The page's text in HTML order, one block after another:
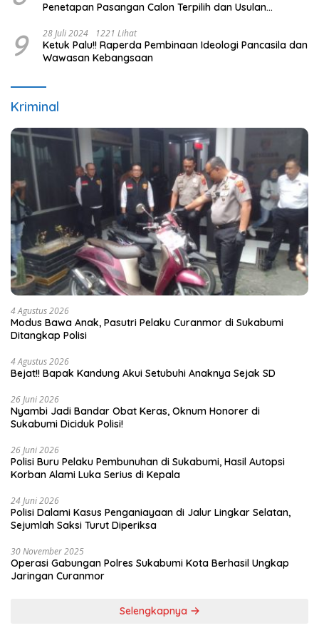
Penetapan Pasangan Calon Terpilih dan Usulan
9 28 Juli 2024 1221 Lihat
Ketuk Palu!! Raperda Pembinaan Ideologi Pancasila dan
Wawasan Kebangsaan
Kriminal
4 Agustus 2026
Modus Bawa Anak, Pasutri Pelaku Curanmor di Sukabumi
Ditangkap Polisi
4 Agustus 2026
Bejat!! Bapak Kandung Akui Setubuhi Anaknya Sejak SD
26 Juni 2026
Nyambi Jadi Bandar Obat Keras, Oknum Honorer di
Sukabumi Diciduk Polisi!
26 Juni 2026
Polisi Buru Pelaku Pembunuhan di Sukabumi, Hasil Autopsi
Korban Alami Luka Serius di Kepala
24 Juni 2026
Polisi Dalami Kasus Penganiayaan di Jalur Lingkar Selatan,
Sejumlah Saksi Turut Diperiksa
30 November 2025
Operasi Gabungan Polres Sukabumi Kota Berhasil Ungkap
Jaringan Curanmor
Selengkapnya